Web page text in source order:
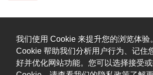
我们使用 Cookie 来提升您的浏览体验
Cookie 帮助我们分析用户行为、记住
好并优化网站功能。您可以选择接受